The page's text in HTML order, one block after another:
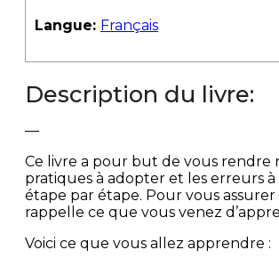
Langue: Français
Description du livre:
—
Ce livre a pour but de vous rendre
pratiques à adopter et les erreurs
étape par étape. Pour vous
rappelle ce que vous venez
Voici ce que vous allez apprendre :